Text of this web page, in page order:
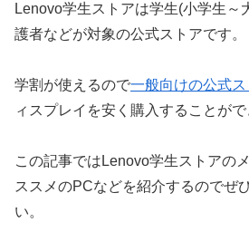
Lenovo学生ストアは学生(小学生～
護者などが対象の公式ストアです。
学割が使えるので一般向けの公式ス
ィスプレイを安く購入することがで
この記事ではLenovo学生ストアの
ススメのPCなどを紹介するのでぜ
い。